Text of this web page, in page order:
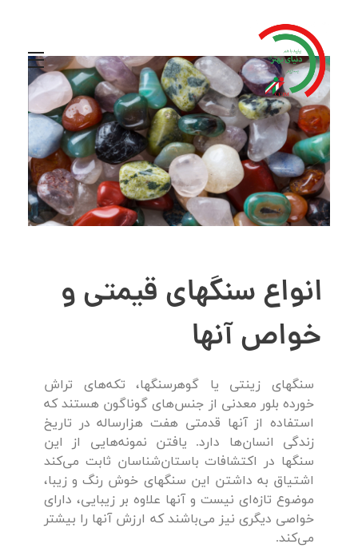
انواع سنگهای قیمتی و
خواص آنها
سنگهای زینتی یا گوهرسنگها، تکه‌های تراش
خورده بلور معدنی از جنس‌های گوناگون هستند که
استفاده از آنها قدمتی هفت هزارساله در تاریخ
زندگی انسان‌ها دارد. یافتن نمونه‌هایی از این
سنگها در اکتشافات باستان‌‌شناسان ثابت می‌کند
اشتیاق به داشتن این سنگهای خوش ‌رنگ و زیبا،
موضوع تازه‌‌ای نیست و آنها علاوه بر زیبایی، دارای
خواصی دیگری نیز می‌باشند که ارزش آنها را بیشتر
می‌کند.